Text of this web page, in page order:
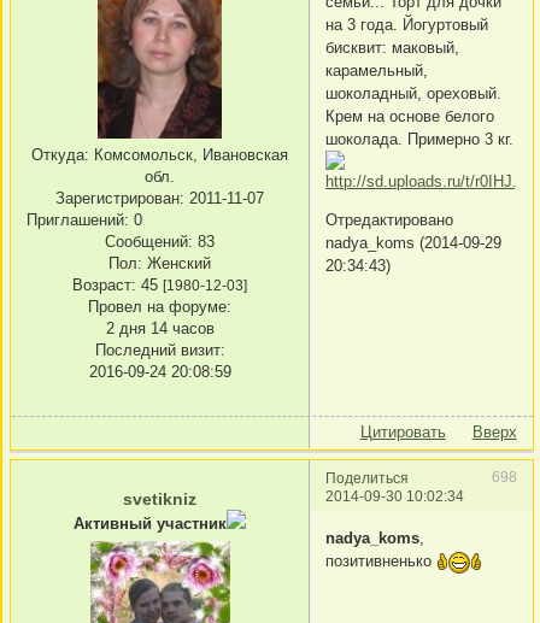
Откуда: Комсомольск, Ивановская
обл.
Зарегистрирован: 2011-11-07
Приглашений: 0
Сообщений: 83
Пол: Женский
Возраст: 45 [1980-12-03]
Провел на форуме:
2 дня 14 часов
Последний визит:
2016-09-24 20:08:59
на 3 года. Йогуртовый
бисквит: маковый,
карамельный,
шоколадный, ореховый.
Крем на основе белого
шоколада. Примерно 3 кг.
Отредактировано
nadya_koms (2014-09-29
20:34:43)
Цитировать Вверх
Поделиться
698
2014-09-30 10:02:34
svetikniz
Активный участник
nadya_koms,
позитивненько